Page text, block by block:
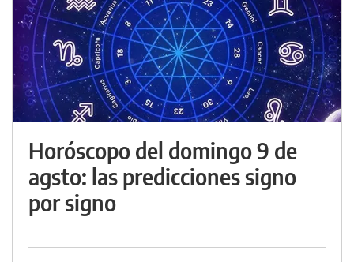
Horóscopo del domingo 9 de
agsto: las predicciones signo
por signo